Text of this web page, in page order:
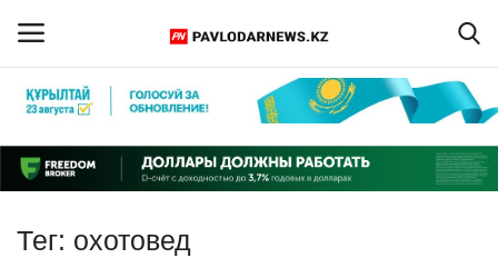
Регистрация
Главная
Обратная связь
Тег: охотовед